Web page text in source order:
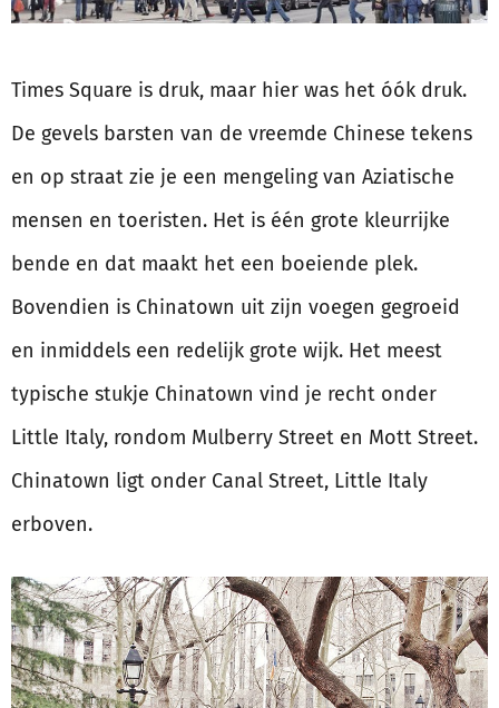
Times Square is druk, maar hier was het óók druk.
De gevels barsten van de vreemde Chinese tekens
en op straat zie je een mengeling van Aziatische
mensen en toeristen. Het is één grote kleurrijke
bende en dat maakt het een boeiende plek.
Bovendien is Chinatown uit zijn voegen gegroeid
en inmiddels een redelijk grote wijk. Het meest
typische stukje Chinatown vind je recht onder
Little Italy, rondom Mulberry Street en Mott Street.
Chinatown ligt onder Canal Street, Little Italy
erboven.